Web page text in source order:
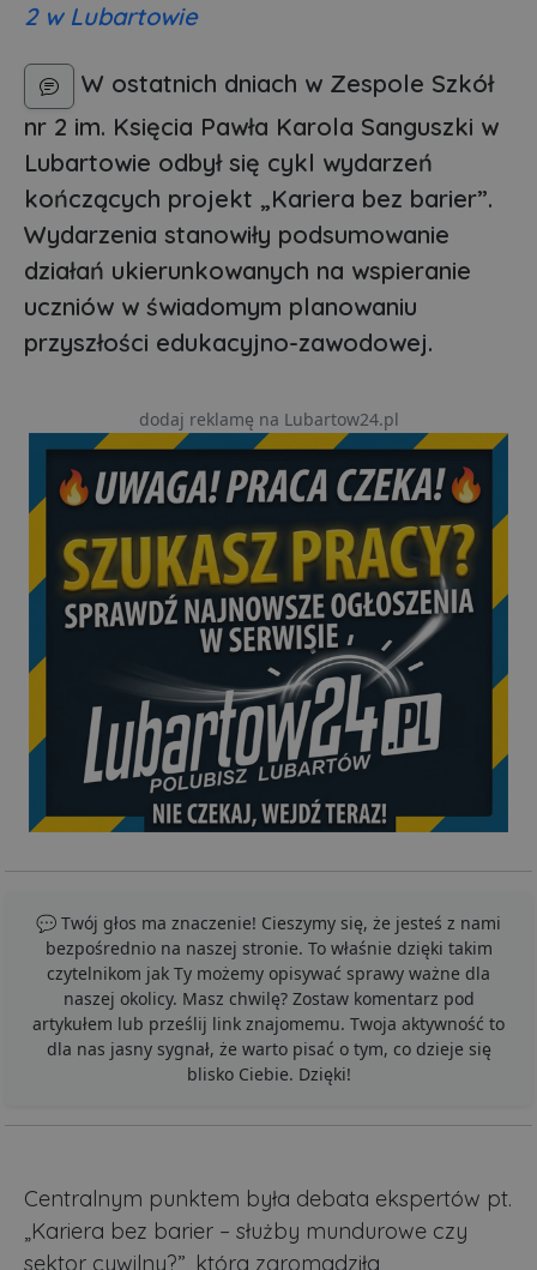
2 w Lubartowie
W ostatnich dniach w Zespole Szkół
nr 2 im. Księcia Pawła Karola Sanguszki w
Lubartowie odbył się cykl wydarzeń
kończących projekt „Kariera bez barier”.
Wydarzenia stanowiły podsumowanie
działań ukierunkowanych na wspieranie
uczniów w świadomym planowaniu
przyszłości edukacyjno-zawodowej.
dodaj reklamę na Lubartow24.pl
💬 Twój głos ma znaczenie! Cieszymy się, że jesteś z nami
bezpośrednio na naszej stronie. To właśnie dzięki takim
czytelnikom jak Ty możemy opisywać sprawy ważne dla
naszej okolicy. Masz chwilę? Zostaw komentarz pod
artykułem lub prześlij link znajomemu. Twoja aktywność to
dla nas jasny sygnał, że warto pisać o tym, co dzieje się
blisko Ciebie. Dzięki!
Centralnym punktem była debata ekspertów pt.
„Kariera bez barier – służby mundurowe czy
sektor cywilny?”, która zgromadziła